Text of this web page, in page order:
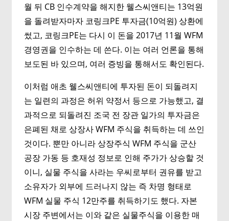
월 뒤 CB 인수계약을 해지한 웰스씨앤티는 13억원
을 돌려받자마자 코링크PE 투자금(10억원) 상환에
썼고, 코링크PE는 다시 이 돈을 2017년 11월 WFM
경영권을 인수하는 데 쓴다. 이는 여러 언론을 통해
보도된 바 있으며, 여러 증빙을 통해서도 확인된다.
이처럼 애초 웰스씨앤티에 투자된 돈이 되돌려지
는 일련의 과정은 허위 약정서 등으로 가능했고, 결
과적으로 되돌려진 조국 전 장관 일가의 투자금은
은폐된 채로 상장사 WFM 주식을 취득하는 데 쓰인
것이다. 뿐만 아니라 상장주식 WFM 주식을 군산
공장 가동 등 호재성 정보로 인해 주가가 상승할 것
이니, 실물 주식을 사라는 우씨로부터 권유를 받고
소유자가 외부에 드러나지 않는 즉 차명 형태로
WFM 실물 주식 12만주를 취득하기도 했다. 자본
시장 주변에서는 이와 같은 실물주식을 이용한 매